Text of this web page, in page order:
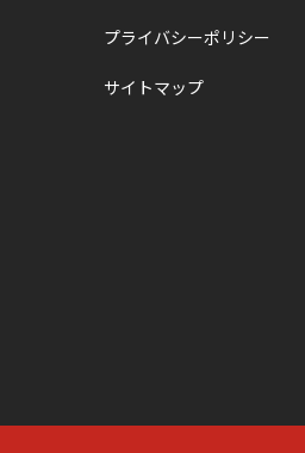
プライバシーポリシー
サイトマップ